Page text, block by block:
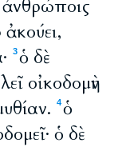
3ὁ δὲ
οἰκοδομὴν
4ὁ
ὁ δὲ